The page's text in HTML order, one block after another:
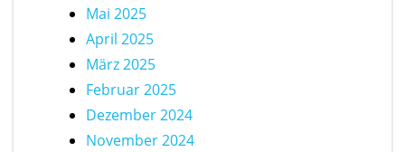
Mai 2025
April 2025
März 2025
Februar 2025
Dezember 2024
November 2024